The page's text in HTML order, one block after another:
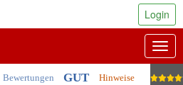
Bewertungen GUT Hinweise
Login